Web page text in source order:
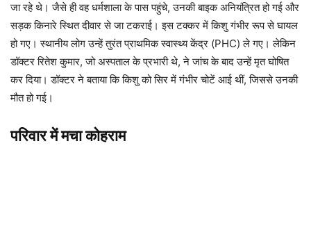
जा रहे थे। जैसे ही वह धर्मशाला के पास पहुंचे, उनकी बाइक अनियंत्रित हो गई और
सड़क किनारे स्थित दीवार से जा टकराई। इस टक्कर में किशु गंभीर रूप से घायल
हो गए। स्थानीय लोग उन्हें तुरंत प्राथमिक स्वास्थ्य केंद्र (PHC) ले गए। लेकिन
डॉक्टर रितेश कुमार, जो अस्पताल के प्रभारी थे, ने जांच के बाद उन्हें मृत घोषित
कर दिया। डॉक्टर ने बताया कि किशु को सिर में गंभीर चोटें आई थीं, जिससे उनकी
मौत हो गई।
परिवार में मचा कोहराम